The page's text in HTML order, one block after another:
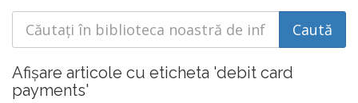
Afișare articole cu eticheta 'debit card
payments'